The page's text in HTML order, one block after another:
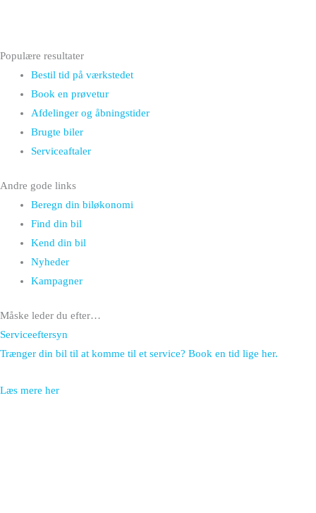
Populære resultater
Bestil tid på værkstedet
Book en prøvetur
Afdelinger og åbningstider
Brugte biler
Serviceaftaler
Andre gode links
Beregn din biløkonomi
Find din bil
Kend din bil
Nyheder
Kampagner
Måske leder du efter…
Serviceeftersyn
Trænger din bil til at komme til et service? Book en tid lige her.
Læs mere her